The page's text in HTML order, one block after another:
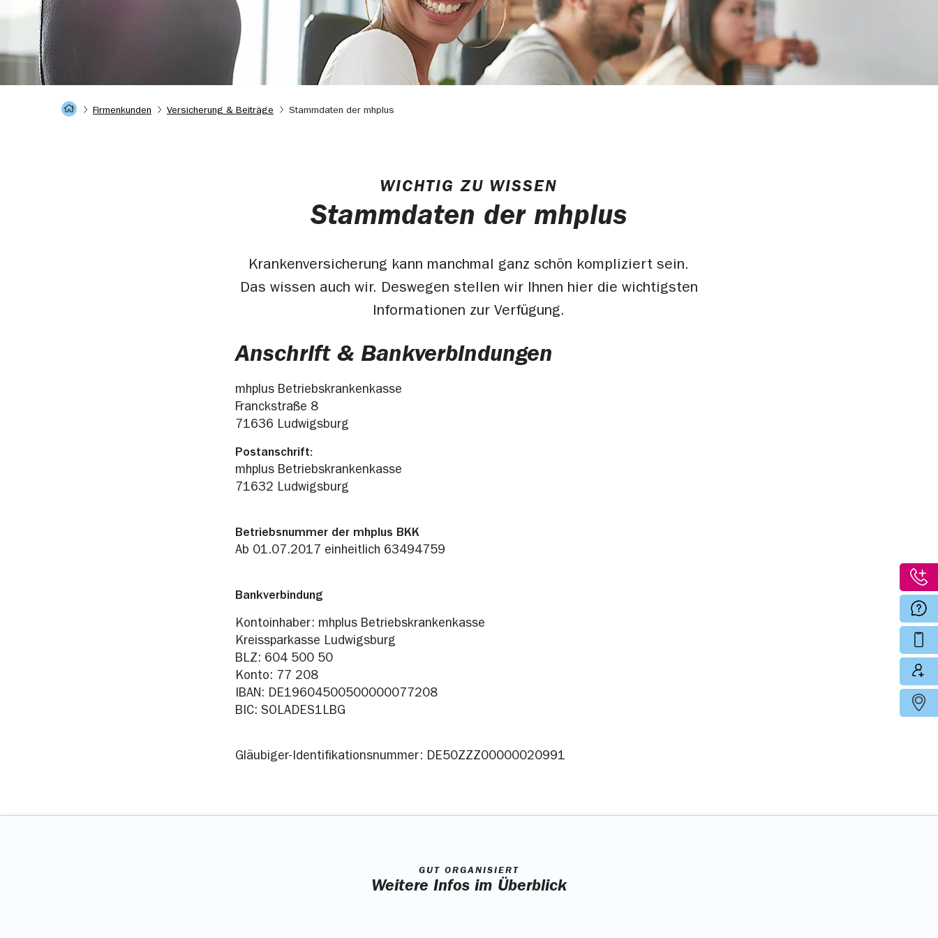
Startseite
Firmenkunden
Versicherung & Beiträge Stammdaten der mhplus
WICHTIG ZU WISSEN
Stammdaten der mhplus
Krankenversicherung kann manchmal ganz schön kompliziert sein.
Das wissen auch wir. Deswegen stellen wir Ihnen hier die wichtigsten
Informationen zur Verfügung.
Anschrift & Bankverbindungen
mhplus Betriebskrankenkasse
Franckstraße 8
71636 Ludwigsburg
Postanschrift:
mhplus Betriebskrankenkasse
71632 Ludwigsburg
Betriebsnummer der mhplus BKK
Ab 01.07.2017 einheitlich 63494759
Bankverbindung
Kontoinhaber: mhplus Betriebskrankenkasse
Kreissparkasse Ludwigsburg
BLZ: 604 500 50
Konto: 77 208
IBAN: DE19604500500000077208
BIC: SOLADES1LBG
Gläubiger-Identifikationsnummer: DE50ZZZ00000020991
GUT ORGANISIERT
Weitere Infos im Überblick